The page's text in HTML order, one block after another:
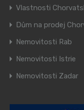
Vlastnosti
Dům na prodej
Nemovitosti Rab
Nemovitosti Istrie
Nemovitosti Zadar